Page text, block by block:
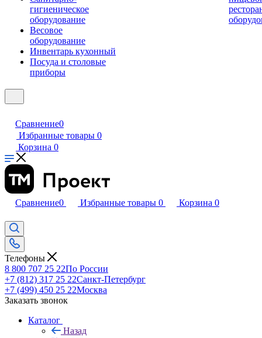
гигиеническое
оборудование
Весовое
оборудование
Инвентарь кухонный
Посуда и столовые
приборы
Сравнение0
Избранные товары 0
Корзина 0
Сравнение0 Избранные товары 0 Корзина 0
Телефоны
8 800 707 25 22По России
+7 (812) 317 25 22Санкт-Петербург
+7 (499) 450 25 22Москва
Заказать звонок
Каталог
Назад